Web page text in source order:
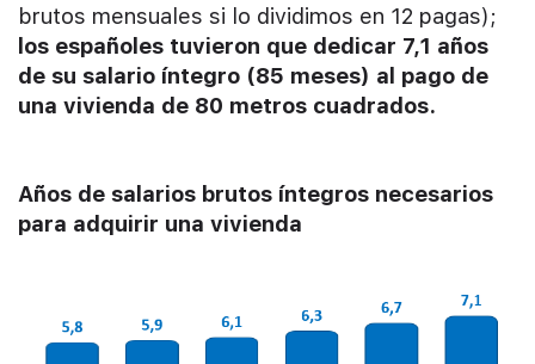
brutos mensuales si lo dividimos en 12 pagas);
los españoles tuvieron que dedicar 7,1 años
de su salario íntegro (85 meses) al pago de
una vivienda de 80 metros cuadrados.
Años de salarios brutos íntegros necesarios
para adquirir una vivienda